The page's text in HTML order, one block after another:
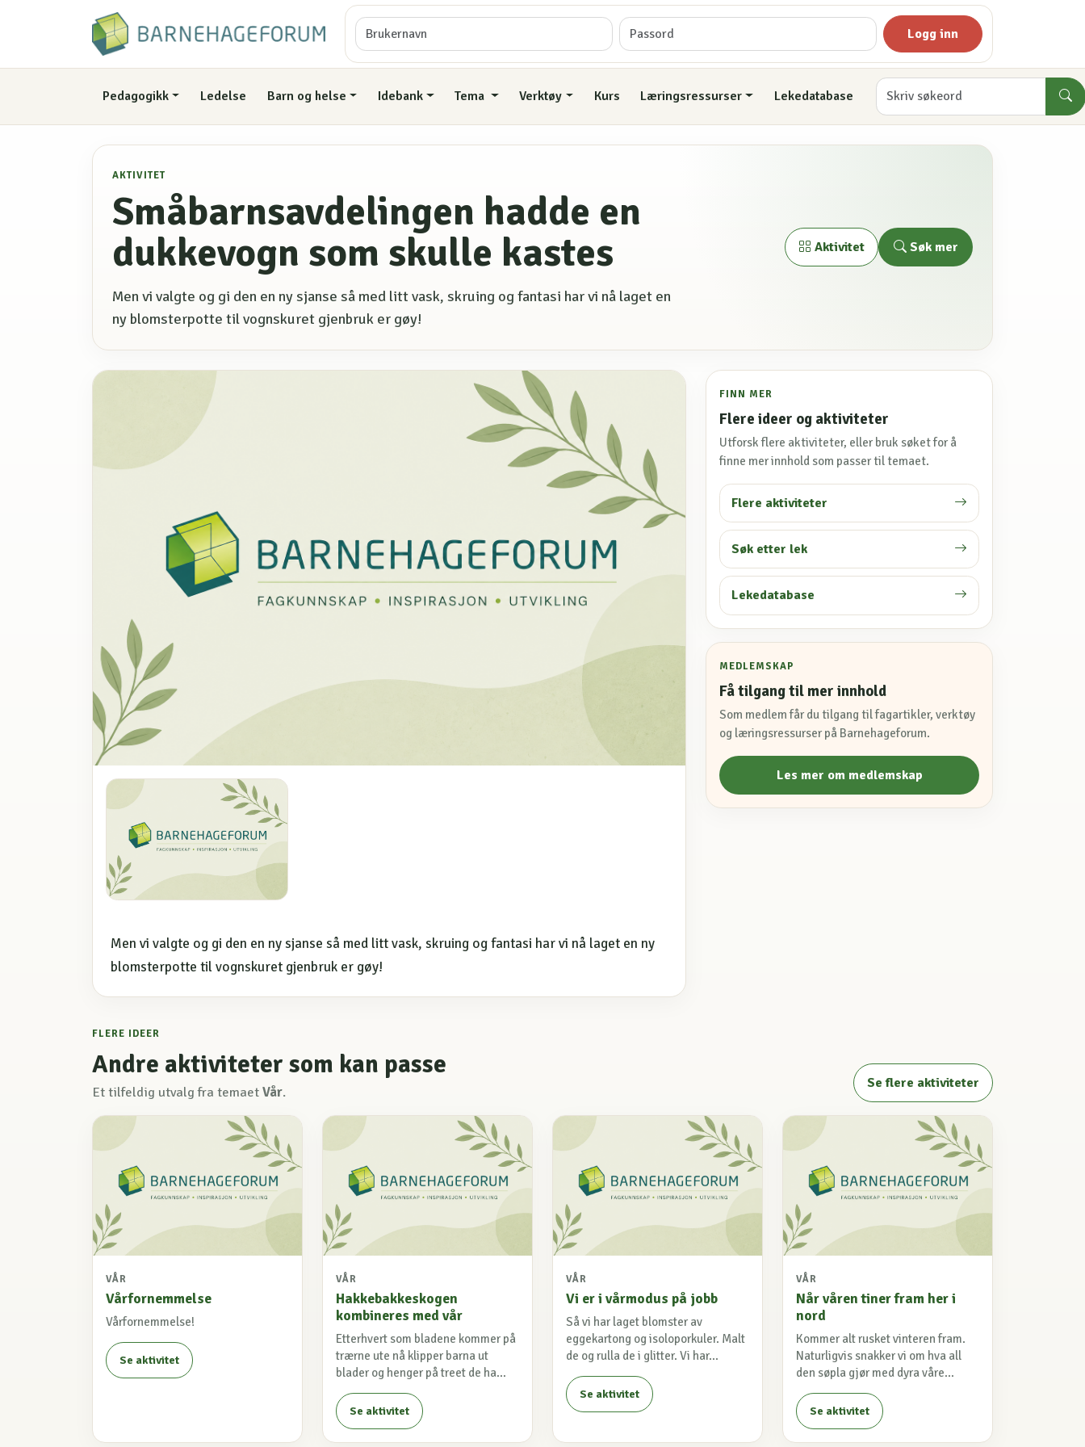
Logg inn
Pedagogikk Ledelse Barn og helse Idebank Tema Verktøy Kurs Læringsressurser Lekedatabase
AKTIVITET
Småbarnsavdelingen hadde en
dukkevogn som skulle kastes
Men vi valgte og gi den en ny sjanse så med litt vask, skruing og fantasi har vi nå laget en
ny blomsterpotte til vognskuret gjenbruk er gøy!
Aktivitet Søk mer
Men vi valgte og gi den en ny sjanse så med litt vask, skruing og fantasi har vi nå laget en ny
blomsterpotte til vognskuret gjenbruk er gøy!
FINN MER
Flere ideer og aktiviteter
Utforsk flere aktiviteter, eller bruk søket for å
finne mer innhold som passer til temaet.
Flere aktiviteter
Søk etter lek
Lekedatabase
MEDLEMSKAP
Få tilgang til mer innhold
Som medlem får du tilgang til fagartikler, verktøy
og læringsressurser på Barnehageforum.
Les mer om medlemskap
FLERE IDEER
Andre aktiviteter som kan passe
Et tilfeldig utvalg fra temaet Vår.
Se flere aktiviteter
VÅR
Vårfornemmelse
Vårfornemmelse!
Se aktivitet
VÅR
Hakkebakkeskogen
kombineres med vår
Etterhvert som bladene kommer på
trærne ute nå klipper barna ut
blader og henger på treet de ha...
Se aktivitet
VÅR
Vi er i vårmodus på jobb
Så vi har laget blomster av
eggekartong og isoloporkuler. Malt
de og rulla de i glitter. Vi har...
Se aktivitet
VÅR
Når våren tiner fram her i
nord
Kommer alt rusket vinteren fram.
Naturligvis snakker vi om hva all
den søpla gjør med dyra våre...
Se aktivitet